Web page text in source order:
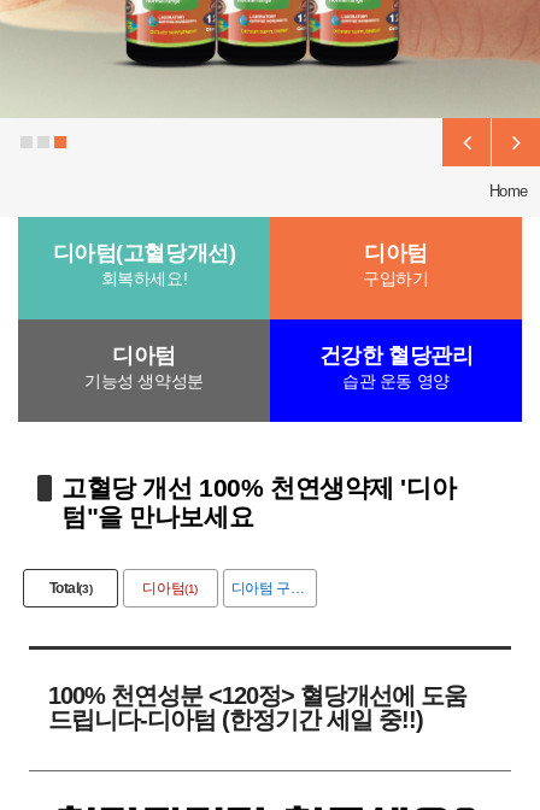
Home
디아텀(고혈당개선)
회복하세요!
디아텀
구입하기
디아텀
기능성 생약성분
건강한 혈당관리
습관 운동 영양
고혈당 개선 100% 천연생약제 '디아
텀"을 만나보세요
Total(3) 디아텀(1) 디아텀 구입
100% 천연성분 <120정> 혈당개선에 도움
드립니다-디아텀 (한정기간 세일 중!!)